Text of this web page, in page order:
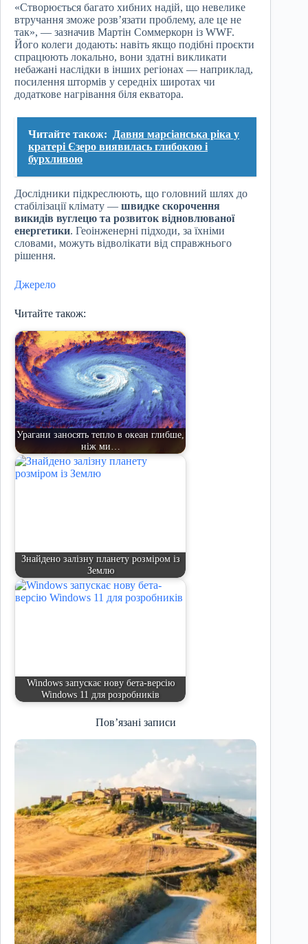
«Створюється багато хибних надій, що невелике
втручання зможе розв’язати проблему, але це не
так», — зазначив Мартін Соммеркорн із WWF.
Його колеги додають: навіть якщо подібні проєкти
спрацюють локально, вони здатні викликати
небажані наслідки в інших регіонах — наприклад,
посилення штормів у середніх широтах чи
додаткове нагрівання біля екватора.
Читайте також:
Давня марсіанська ріка у
кратері Єзеро виявилась глибокою і
бурхливою
Дослідники підкреслюють, що головний шлях до
стабілізації клімату — швидке скорочення
викидів вуглецю та розвиток відновлюваної
енергетики. Геоінженерні підходи, за їхніми
словами, можуть відволікати від справжнього
рішення.
Джерело
Читайте також:
Урагани заносять тепло в океан глибше,
ніж ми…
Знайдено залізну планету розміром із
Землю
Windows запускає нову бета-версію
Windows 11 для розробників
Пов’язані записи